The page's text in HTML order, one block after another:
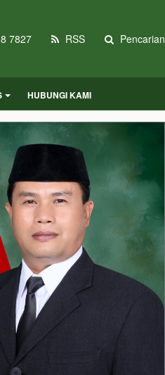
7827 RSS Pencarian
HUBUNGI KAMI